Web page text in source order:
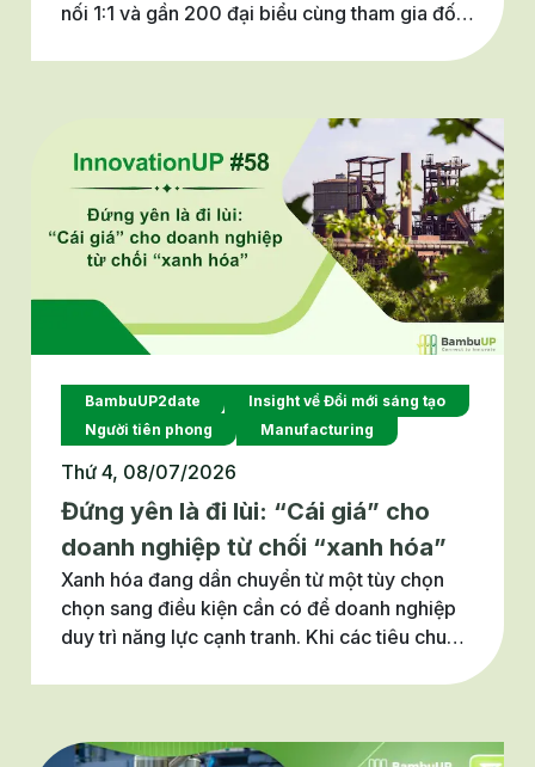
nối 1:1 và gần 200 đại biểu cùng tham gia đối
trong lĩnh vực hiệu quả năng lượng (AIS4EE).
BambuUP2date
Insight về Đổi mới sáng tạo
Người tiên phong
Manufacturing
Thứ 4, 08/07/2026
Đứng yên là đi lùi: “Cái giá” cho
doanh nghiệp từ chối “xanh hóa”
Xanh hóa đang dần chuyển từ một tùy chọn
chọn sang điều kiện cần có để doanh nghiệp
duy trì năng lực cạnh tranh. Khi các tiêu chuẩn
mất cơ hội tăng trưởng. Vậy doanh nghiệp sẽ